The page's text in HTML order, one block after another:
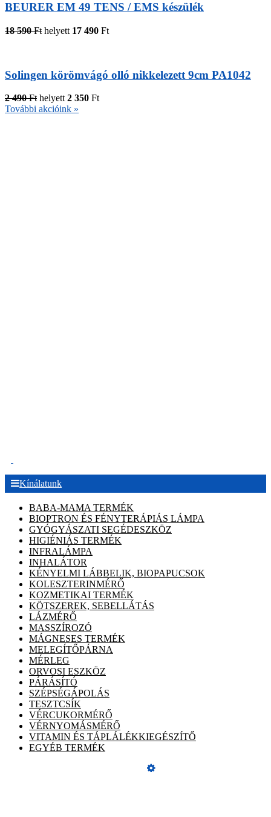
BEURER EM 49 TENS / EMS készülék
18 590 Ft helyett 17 490 Ft
Solingen körömvágó olló nikkelezett 9cm PA1042
2 490 Ft helyett 2 350 Ft
További akcióink »
Kínálatunk
BABA-MAMA TERMÉK
BIOPTRON ÉS FÉNYTERÁPIÁS LÁMPA
GYÓGYÁSZATI SEGÉDESZKÖZ
HIGIÉNIÁS TERMÉK
INFRALÁMPA
INHALÁTOR
KÉNYELMI LÁBBELIK, BIOPAPUCSOK
KOLESZTERINMÉRŐ
KOZMETIKAI TERMÉK
KÖTSZEREK, SEBELLÁTÁS
LÁZMÉRŐ
MASSZÍROZÓ
MÁGNESES TERMÉK
MELEGÍTŐPÁRNA
MÉRLEG
ORVOSI ESZKÖZ
PÁRÁSÍTÓ
SZÉPSÉGÁPOLÁS
TESZTCSÍK
VÉRCUKORMÉRŐ
VÉRNYOMÁSMÉRŐ
VITAMIN ÉS TÁPLÁLÉKKIEGÉSZÍTŐ
EGYÉB TERMÉK